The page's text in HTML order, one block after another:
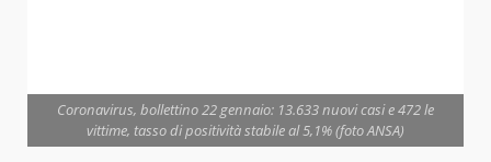
Coronavirus, bollettino 22 gennaio: 13.633 nuovi casi e 472 le
vittime, tasso di positività stabile al 5,1% (foto ANSA)